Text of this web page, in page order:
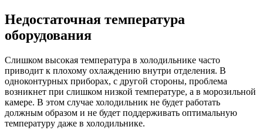
Недостаточная температура
оборудования
Слишком высокая температура в холодильнике часто
приводит к плохому охлаждению внутри отделения. В
одноконтурных приборах, с другой стороны, проблема
возникнет при слишком низкой температуре, а в морозильной
камере. В этом случае холодильник не будет работать
должным образом и не будет поддерживать оптимальную
температуру даже в холодильнике.